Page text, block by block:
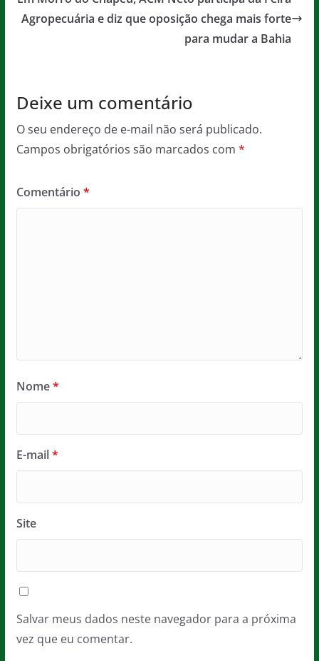
o p
Agropecuária e diz que oposição chega mais forte
para mudar a Bahia
Deixe um comentário
O seu endereço de e-mail não será publicado.
Campos obrigatórios são marcados com *
Comentário *
Nome*
E-mail*
Site
Salvar meus dados neste navegador para a próxima
vez que eu comentar.